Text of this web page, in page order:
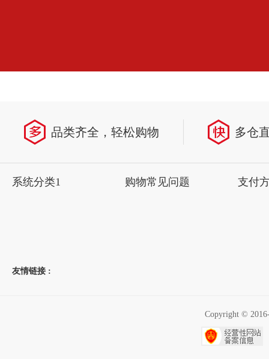
品类齐全，轻松购物 多仓
系统分类1 购物常见问题 支付
友情链接 :
Copyright ©